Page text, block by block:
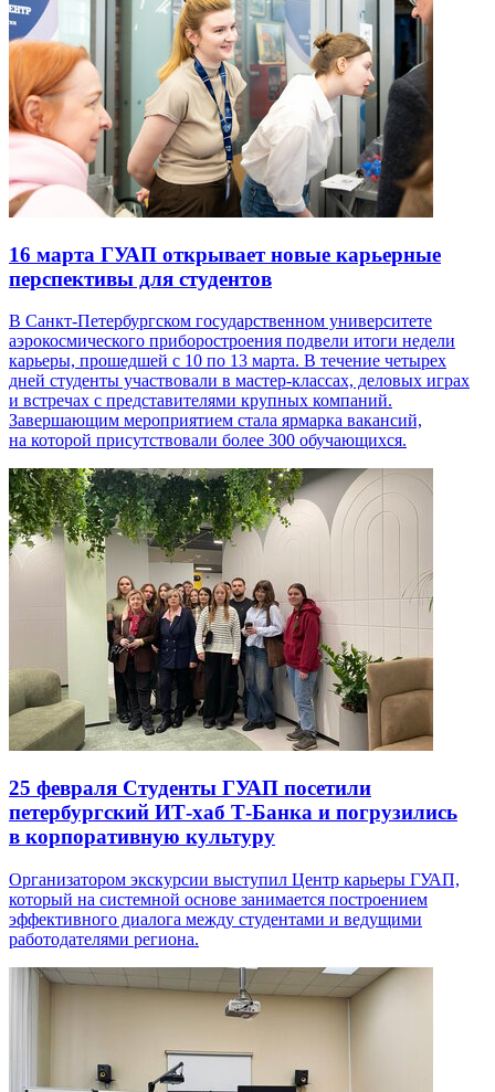
16 марта ГУАП открывает новые карьерные
перспективы для студентов
В Санкт-Петербургском государственном университете
аэрокосмического приборостроения подвели итоги недели
карьеры, прошедшей с 10 по 13 марта. В течение четырех
дней студенты участвовали в мастер-классах, деловых играх
и встречах с представителями крупных компаний.
Завершающим мероприятием стала ярмарка вакансий,
на которой присутствовали более 300 обучающихся.
25 февраля Студенты ГУАП посетили
петербургский ИТ-хаб Т-Банка и погрузились
в корпоративную культуру
Организатором экскурсии выступил Центр карьеры ГУАП,
который на системной основе занимается построением
эффективного диалога между студентами и ведущими
работодателями региона.